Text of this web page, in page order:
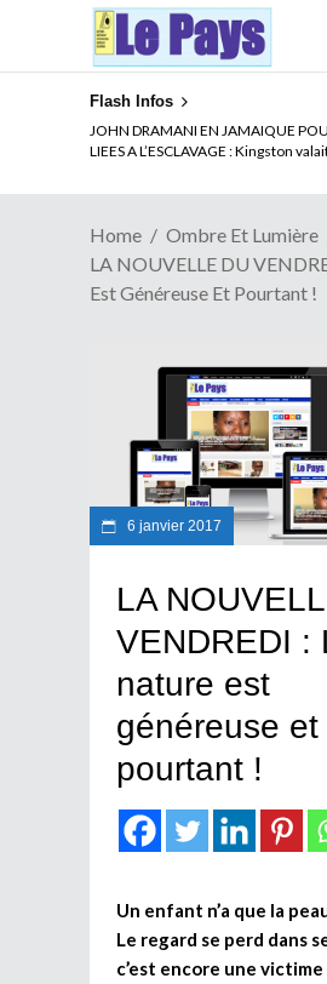
Flash Infos
JOHN DRAMANI EN JAMAIQUE
LIEES A L’ESCLAVAGE : Kingston
ELECTION DE TALON A LA TETE DU
Quand Patrice quitte le pouvoir
Home
Ombre Et Lumière
LA NOUVELLE DU
Est Généreuse Et Pourtant !
6 janvier 2017
LA
VENDREDI :
nature est
généreuse et
pourtant !
Un enfant n’a que la
Le regard se perd dans
c’est encore une